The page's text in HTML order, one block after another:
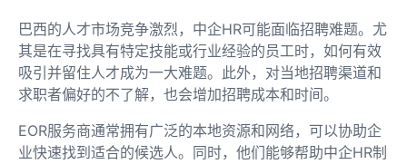
巴西的人才市场竞争激烈，中企HR可能面临招聘难题。尤
其是在寻找具有特定技能或行业经验的员工时，如何有效
吸引并留住人才成为一大难题。此外，对当地招聘渠道和
求职者偏好的不了解，也会增加招聘成本和时间。
EOR服务商通常拥有广泛的本地资源和网络，可以协助企
业快速找到适合的候选人。同时，他们能够帮助中企HR制